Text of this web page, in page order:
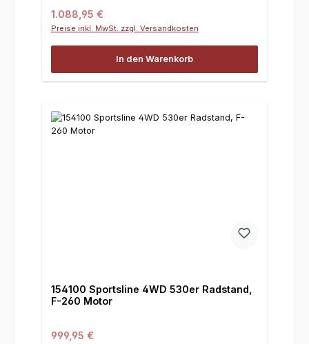
Regulärer Preis:
1.088,95 €
Preise inkl. MwSt. zzgl. Versandkosten
In den Warenkorb
154100 Sportsline 4WD 530er Radstand,
F-260 Motor
Regulärer Preis:
999,95 €